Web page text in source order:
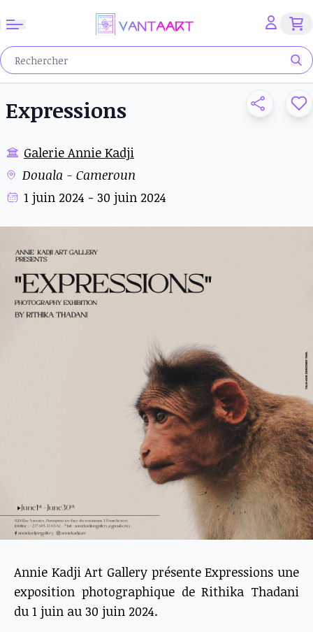
Expressions
Galerie Annie Kadji
Douala - Cameroun
1 juin 2024 - 30 juin 2024
Annie Kadji Art Gallery présente Expressions une
exposition photographique de Rithika Thadani
du 1 juin au 30 juin 2024.